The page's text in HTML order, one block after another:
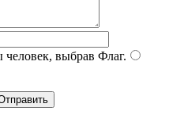
выбрав Флаг.